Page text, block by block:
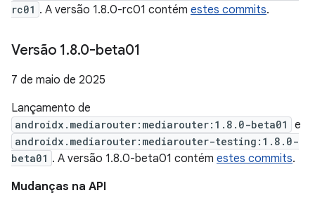
rc01 . A versão 1.8.0-rc01 contém estes commits.
Versão 1.8.0-beta01
7 de maio de 2025
Lançamento de
androidx.mediarouter:mediarouter:1.8.0-beta01 e
androidx.mediarouter:mediarouter-testing:1.8.0-
beta01 . A versão 1.8.0-beta01 contém estes commits.
Mudanças na API